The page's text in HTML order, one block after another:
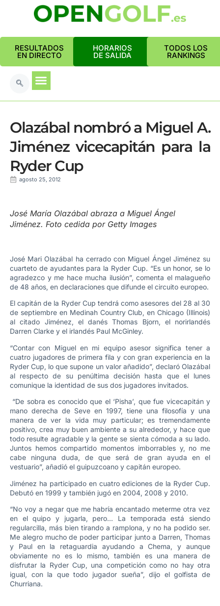
RESULTADOS
EN DIRECTO
HORARIOS
DE SALIDA
TODOS LOS
RANKINGS
Olazábal nombró a Miguel A.
Jiménez vicecapitán para la
Ryder Cup
agosto 25, 2012
José María Olazábal abraza a Miguel Ángel
Jiménez. Foto cedida por Getty Images
José Mari Olazábal ha cerrado con Miguel Ángel Jiménez su
cuarteto de ayudantes para la Ryder Cup. “Es un honor, se lo
agradezco y me hace mucha ilusión”, comenta el malagueño
de 48 años, en declaraciones que difunde el circuito europeo.
El capitán de la Ryder Cup tendrá como asesores del 28 al 30
de septiembre en Medinah Country Club, en Chicago (Illinois)
al citado Jiménez, el danés Thomas Bjorn, el norirlandés
Darren Clarke y el irlandés Paul McGinley.
“Contar con Miguel en mi equipo asesor significa tener a
cuatro jugadores de primera fila y con gran experiencia en la
Ryder Cup, lo que supone un valor añadido”, declaró Olazábal
al respecto de su penúltima decisión hasta que el lunes
comunique la identidad de sus dos jugadores invitados.
“De sobra es conocido que el ‘Pisha’, que fue vicecapitán y
mano derecha de Seve en 1997, tiene una filosofía y una
manera de ver la vida muy particular; es tremendamente
positivo, crea muy buen ambiente a su alrededor, y hace que
todo resulte agradable y la gente se sienta cómoda a su lado.
Juntos hemos compartido momentos imborrables y, no me
cabe ninguna duda, de que será de gran ayuda en el
vestuario”, añadió el guipuzcoano y capitán europeo.
Jiménez ha participado en cuatro ediciones de la Ryder Cup.
Debutó en 1999 y también jugó en 2004, 2008 y 2010.
“No voy a negar que me habría encantado meterme otra vez
en el quipo y jugarla, pero… La temporada está siendo
regularcilla, más bien tirando a ramplona, y no ha podido ser.
Me alegro mucho de poder participar junto a Darren, Thomas
y Paul en la retaguardia ayudando a Chema, y aunque
obviamente no es lo mismo, también es una manera de
disfrutar la Ryder Cup, una competición como no hay otra
igual, con la que todo jugador sueña”, dijo el golfista de
Churriana.